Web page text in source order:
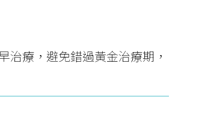
治療，避免錯過黃金治療期，